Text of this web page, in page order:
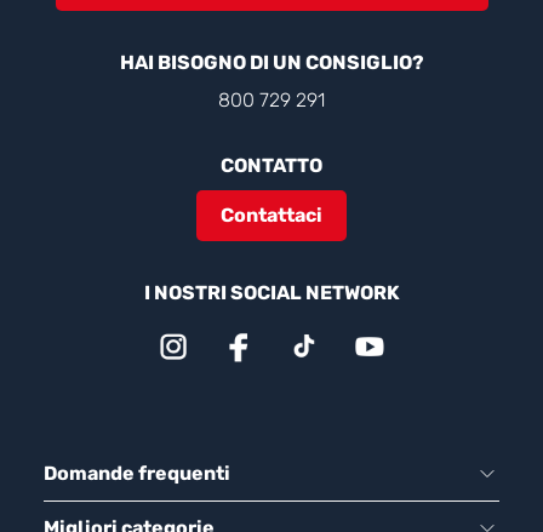
HAI BISOGNO DI UN CONSIGLIO?
800 729 291
CONTATTO
Contattaci
I NOSTRI SOCIAL NETWORK
Domande frequenti